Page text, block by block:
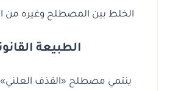
الخلط بين المصطلح وغيره من
الطبيعة
ينتمي مصطلح «القذف العلني»